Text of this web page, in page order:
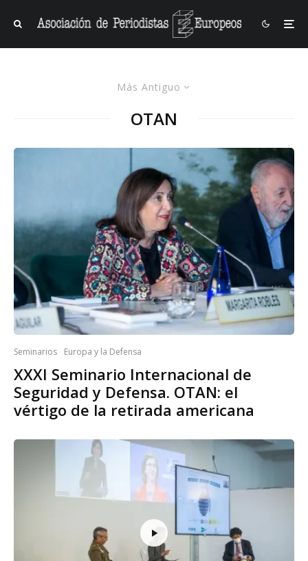
Más Antiguo
OTAN
Seminarios Europa y la Defensa
XXXI Seminario Internacional de
Seguridad y Defensa. OTAN: el
vértigo de la retirada americana